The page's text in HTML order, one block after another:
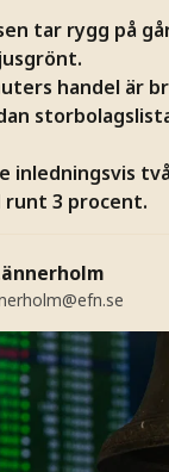
tar rygg på
handel är
inledningsvis
runt 3 procent.